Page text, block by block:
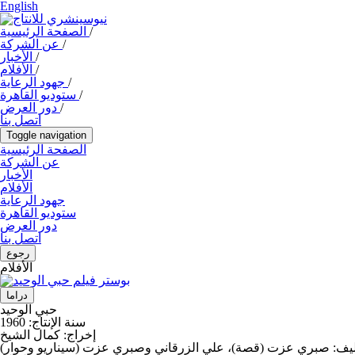
English
/
/
/
/
/
/
/
اتصل بنا
Toggle navigation
الصفحة الرئيسية
عن الشركة
الأخبار
الأفلام
جهود الرعاية
ستوديو القاهرة
دور العرض
اتصل بنا
رجوع
الأفلام
دراما
حبي الوحيد
سنة الإنتاج:
إخراج: كمال الشيخ
صبري عزت (قصة)، علي الزرقاني وصبري عزت (سيناريو وحوار)